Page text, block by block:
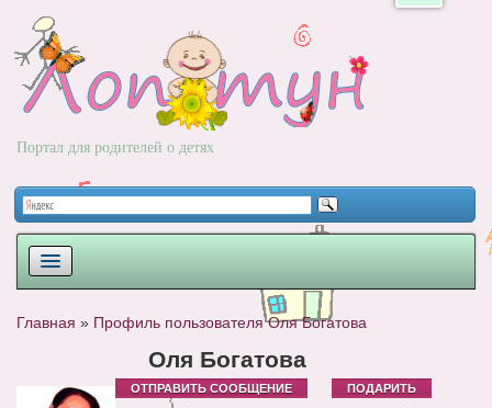
Портал для родителей о детях
НОВОРОЖДЕННЫЙ
Главная » Профиль пользователя Оля Богатова
Оля Богатова
ОТПРАВИТЬ СООБЩЕНИЕ ПОДАРИТЬ